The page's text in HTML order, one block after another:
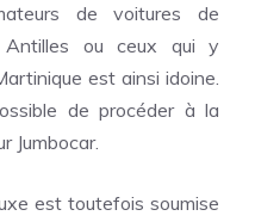
de voitures de
ou ceux qui y
est ainsi idoine.
de procéder à la
Jumbocar.
est toutefois soumise